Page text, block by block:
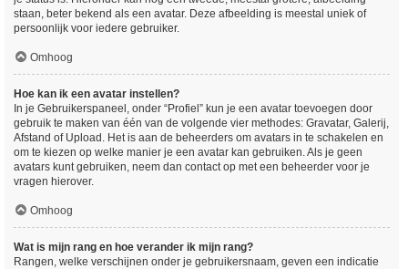
staan, beter bekend als een avatar. Deze afbeelding is meestal uniek of
persoonlijk voor iedere gebruiker.
Omhoog
Hoe kan ik een avatar instellen?
In je Gebruikerspaneel, onder “Profiel” kun je een avatar toevoegen door
gebruik te maken van één van de volgende vier methodes: Gravatar, Galerij,
Afstand of Upload. Het is aan de beheerders om avatars in te schakelen en
om te kiezen op welke manier je een avatar kan gebruiken. Als je geen
avatars kunt gebruiken, neem dan contact op met een beheerder voor je
vragen hierover.
Omhoog
Wat is mijn rang en hoe verander ik mijn rang?
Rangen, welke verschijnen onder je gebruikersnaam, geven een indicatie